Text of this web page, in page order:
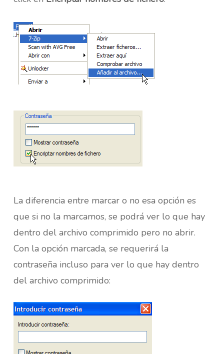
La diferencia entre marcar o no esa opción es
que si no la marcamos, se podrá ver lo que hay
dentro del archivo comprimido pero no abrir.
Con la opción marcada, se requerirá la
contraseña incluso para ver lo que hay dentro
del archivo comprimido: